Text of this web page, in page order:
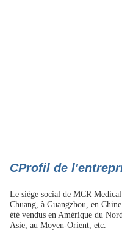
CProfil de
Le siège social de MCR
Chuang, à Guangzhou, en
été vendus en Amérique du
Asie, au Moyen-Orient, etc.